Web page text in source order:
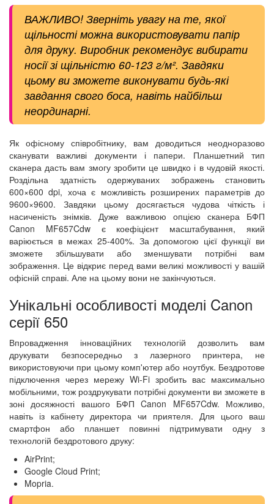
ВАЖЛИВО! Зверніть увагу на те, якої
щільності можна використовувати папір
для друку. Виробник рекомендує вибирати
носії зі щільністю 60-123 г/м². Завдяки
цьому ви зможете виконувати будь-які
завдання свого боса, навіть найбільш
неординарні.
Як офісному співробітнику, вам доводиться неодноразово
сканувати важливі документи і папери. Планшетний тип
сканера дасть вам змогу зробити це швидко і в чудовій якості.
Роздільна здатність одержуваних зображень становить
600×600 dpi, хоча є можливість розширених параметрів до
9600×9600. Завдяки цьому досягається чудова чіткість і
насиченість знімків. Дуже важливою опцією сканера БФП
Canon MF657Cdw є коефіцієнт масштабування, який
варіюється в межах 25-400%. За допомогою цієї функції ви
зможете збільшувати або зменшувати потрібні вам
зображення. Це відкриє перед вами великі можливості у вашій
офісній справі. Але на цьому вони не закінчуються.
Унікальні особливості моделі Canon
серії 650
Впровадження інноваційних технологій дозволить вам
друкувати безпосередньо з лазерного принтера, не
використовуючи при цьому комп'ютер або ноутбук. Бездротове
підключення через мережу Wi-Fi зробить вас максимально
мобільними, тож роздрукувати потрібні документи ви зможете в
зоні досяжності вашого БФП Canon MF657Cdw. Можливо,
навіть із кабінету директора чи приятеля. Для цього ваш
смартфон або планшет повинні підтримувати одну з
технологій бездротового друку:
AirPrint;
Google Cloud Print;
Mopria.